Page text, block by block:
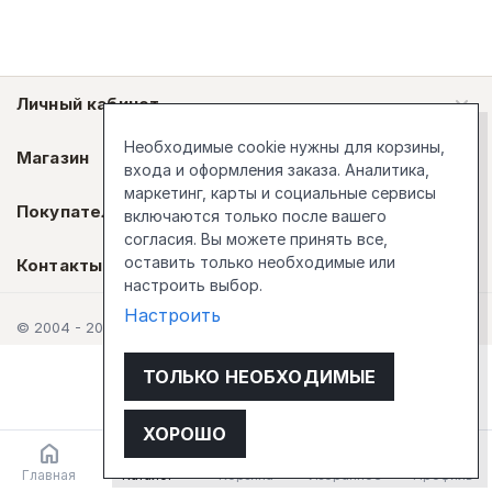
Личный кабинет
Магазин
Покупателям
Контакты
© 2004 - 2026 Стокгольм
Главная Каталог Корзина Избранное Профиль
Необходимые cookie нужны для корзины,
входа и оформления заказа. Аналитика,
маркетинг, карты и социальные сервисы
включаются только после вашего
согласия. Вы можете принять все,
оставить только необходимые или
настроить выбор.
Настроить
ТОЛЬКО НЕОБХОДИМЫЕ
ХОРОШО